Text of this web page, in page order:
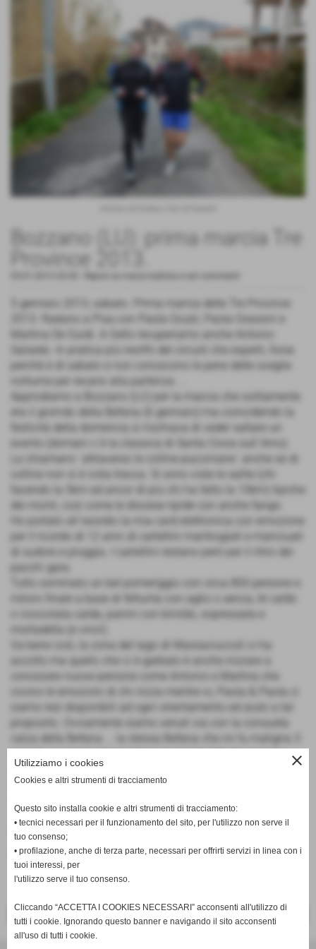
Bozzano (LU): prima marcia Tre
Province 2013.
5 gennaio 2013, sabato. Prima marcia delle Tre Province
2013. Raduno a Pisa con Paola Giusti, Paola Grassini e
Martina De Guidi. A Gello recuperiamo anche Antonio
Salsedo. In pratica più neofiti del circuiti che esperti, forse
perchè è di sabato e non conoscono le pene delle sveglie
notturne per recarsi alla partenza ...
Approdiamo a Bozzano (LU) per la marcia che solitamente
era il giorndo della Befana (6 gennaio) ma coincidendo la
festività della domenica si rischiava di veder saltare un
evento (domani c´è la classica di Santa Croce sull´Arno).
La chiamano ´attraverso le colline pucciniane´ anche se di
colline non si è vista tracca. Si sono viste le salite (chi
facendo la 5km ed ancor di più chi ha fatto la 10km) tipiche
dei monti, così come le discese ripide con anche fango.
Ho portato all´esordio la mia card elettronica con emozione
per il ricordo di 12 anni di cartellini mantrugiati e manciuati
di sudore e pioggia. I cartellini restano però per il ritiro dei
pacchi gara.
Tutto sommato un bel pomeriggio con circa 800 persone e
ristoro finale a base di fettunta con aglio o senza, tè caldo
o cioccolata calda, panini con biroldo, sopressata e
mortadella (e vino!).
Va bene così, la zona del lago di Massaciuccoli ci ha
accolto ma quello che ci è garbato è anche iniziare a
conoscere nuove persone come Antonio e Martina che
vivono le emozioni di chi inizia mentre io, Paola & Paola ci
siamo resi disponibili ad ogni orientamento ed aiuto a tal
proposito. Ovviamente siamo venuti via con la consueta
calza della Befana ... la stessa Befana che mi fu maligna 3
quale conservo ancora le gambe belle inchiodate ...
Appuntamento domattina alla volta di Santa Croce, dagli
Fonte:Andrea Maggini
inserisci un nuovo commento
close
Utilizziamo i cookies
Cookies e altri strumenti di tracciamento
Questo sito installa cookie e altri strumenti di tracciamento:
• tecnici necessari per il funzionamento del sito, per l'utilizzo non serve il
tuo consenso;
• profilazione, anche di terza parte, necessari per offrirti servizi in linea con i
tuoi interessi, per
l'utilizzo serve il tuo consenso.
Cliccando “ACCETTA I COOKIES NECESSARI” acconsenti all'utilizzo di
tutti i cookie. Ignorando questo banner e navigando il sito acconsenti
all'uso di tutti i cookie.